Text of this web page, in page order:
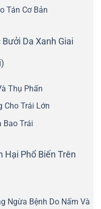
Tán Cơ Bản
Da Xanh Giai
Thụ Phấn
Cho Trái Lớn
Bao Trái
Hại Phổ Biến Trên
Ngừa Bệnh Do Nấm Và